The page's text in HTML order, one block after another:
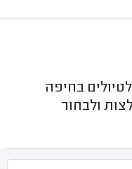
בחיפה
ולבחור